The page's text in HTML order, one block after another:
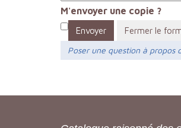
M'envoyer une copie ?
Envoyer
Fermer le
Poser une question à propos